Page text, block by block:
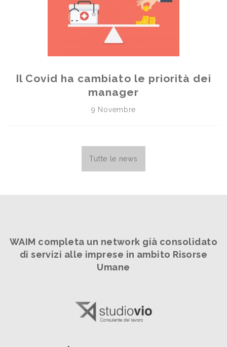
Il Covid ha cambiato le priorità dei
manager
9 Novembre
Tutte le news
WAIM completa un network già consolidato
di servizi alle imprese in ambito Risorse
Umane